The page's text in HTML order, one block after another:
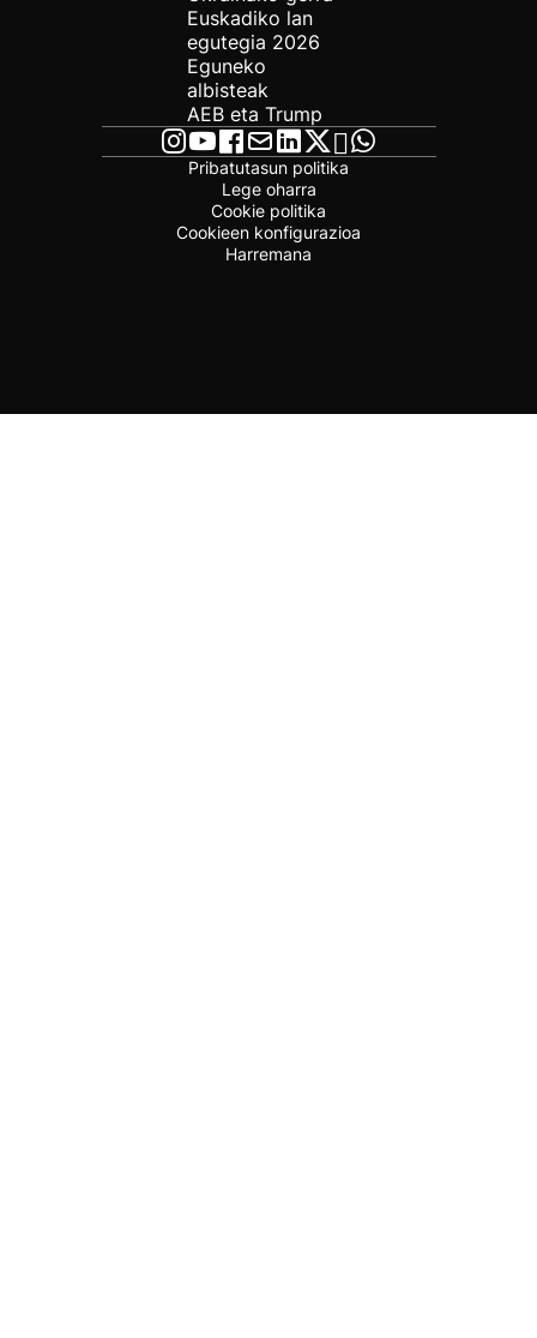
Euskadiko lan
egutegia 2026
Eguneko
albisteak
AEB eta Trump
Pribatutasun politika
Lege oharra
Cookie politika
Cookieen konfigurazioa
Harremana